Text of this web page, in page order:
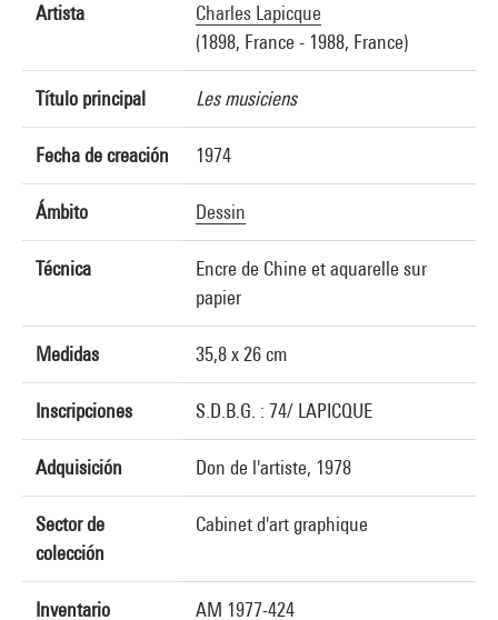
Artista
Charles Lapicque
(1898, France - 1988, France)
Título principal Les musiciens
Fecha de creación 1974
Ámbito Dessin
Técnica
Encre de Chine et aquarelle sur
papier
Medidas 35,8 x 26 cm
Inscripciones S.D.B.G. : 74/ LAPICQUE
Adquisición Don de l'artiste, 1978
Sector de
colección
Cabinet d'art graphique
Inventario AM 1977-424